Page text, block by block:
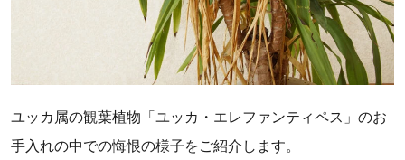
ユッカ属の観葉植物「ユッカ・エレファンティペス」のお
手入れの中での悔恨の様子をご紹介します。